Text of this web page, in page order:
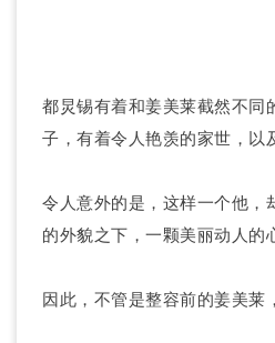
都炅锡有着和姜美莱截然不同
子，有着令人艳羡的家世，以
令人意外的是，这样一个他，
的外貌之下，一颗美丽动人的
因此，不管是整容前的姜美莱